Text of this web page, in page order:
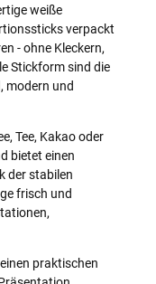
weiße
verpackt
- ohne Kleckern,
Stickform sind die
modern und
Tee, Kakao oder
bietet einen
der stabilen
frisch und
praktischen